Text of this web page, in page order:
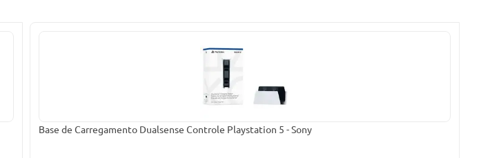
Base de Carregamento Dualsense Controle Playstation 5 - Sony